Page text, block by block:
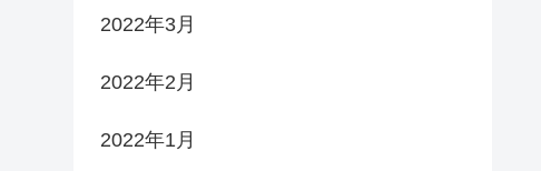
2022年3月
2022年2月
2022年1月